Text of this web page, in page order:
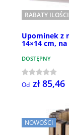
RABATY
Upominek z
14×14 cm,
DOSTĘPNY
Od zł 85,46
NOWOŚCI